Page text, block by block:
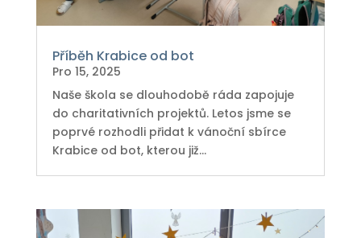
Příběh Krabice od bot
Pro 15, 2025
Naše škola se dlouhodobě ráda zapojuje
do charitativních projektů. Letos jsme se
poprvé rozhodli přidat k vánoční sbírce
Krabice od bot, kterou již...